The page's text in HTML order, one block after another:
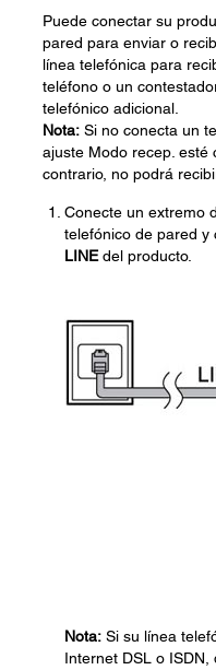
Puede conectar su
pared para enviar o
línea telefónica para
teléfono o un
telefónico adicional.
Nota: Si no conecta un
ajuste Modo recep. esté
contrario, no podrá
Conecte un extremo
telefónico de pared
LINEdel producto.
Nota: Si su línea
Internet DSL o